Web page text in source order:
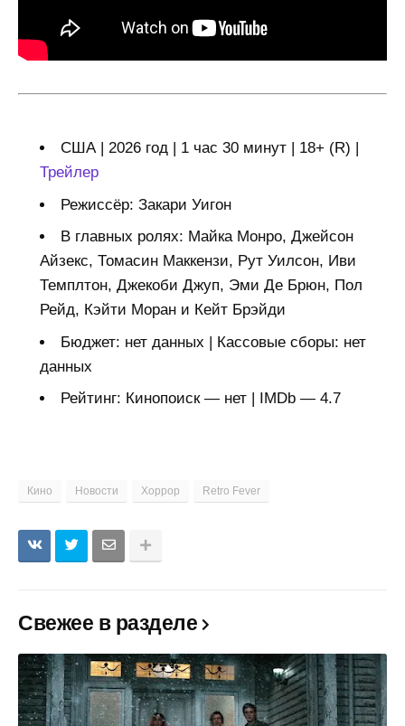
США | 2026 год | 1 час 30 минут | 18+ (R) |
Трейлер
Режиссёр: Закари Уигон
В главных ролях: Майка Монро, Джейсон
Айзекс, Томасин Маккензи, Рут Уилсон, Иви
Темплтон, Джекоби Джуп, Эми Де Брюн, Пол
Рейд, Кэйти Моран и Кейт Брэйди
Бюджет: нет данных | Кассовые сборы: нет
данных
Рейтинг: Кинопоиск — нет | IMDb — 4.7
Кино Новости Хоррор Retro Fever
Свежее в разделе